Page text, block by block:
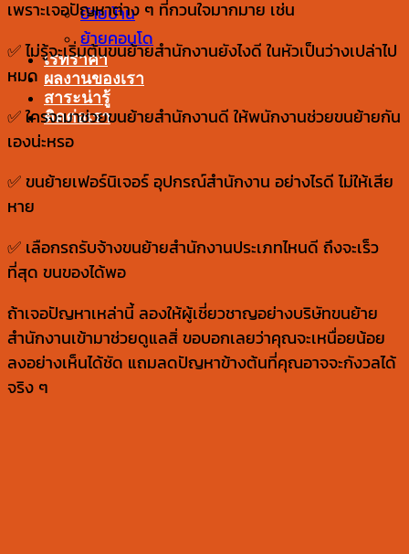
ย้ายบ้าน
ย้ายคอนโด
เรทราคา
ผลงานของเรา
สาระน่ารู้
ติดต่อเรา
เพราะเจอปัญหาต่าง ๆ ที่กวนใจมากมาย เช่น
✅ ไม่รู้จะเริ่มต้นขนย้ายสำนักงานยังไงดี ในหัวเป็นว่างเปล่าไป
หมด
✅ ใครจะมาช่วยขนย้ายสำนักงานดี ให้พนักงานช่วยขนย้ายกัน
เองน่ะหรอ
✅ ขนย้ายเฟอร์นิเจอร์ อุปกรณ์สำนักงาน อย่างไรดี ไม่ให้เสีย
หาย
✅ เลือกรถรับจ้างขนย้ายสำนักงานประเภทไหนดี ถึงจะเร็ว
ที่สุด ขนของได้พอ
ถ้าเจอปัญหาเหล่านี้ ลองให้ผู้เชี่ยวชาญอย่างบริษัทขนย้าย
สำนักงานเข้ามาช่วยดูแลสิ่ ขอบอกเลยว่าคุณจะเหนื่อยน้อย
ลงอย่างเห็นได้ชัด แถมลดปัญหาข้างต้นที่คุณอาจจะกังวลได้
จริง ๆ